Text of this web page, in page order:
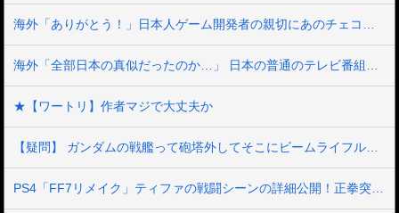
★【ワートリ】作者マジで大丈夫か